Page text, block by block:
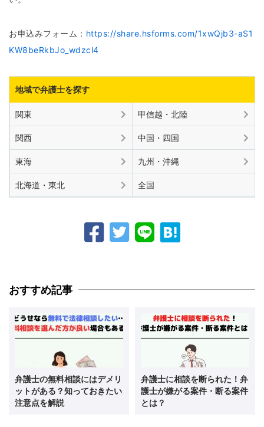
お申込みフォーム： https://share.hsforms.com/1xwQjb3-aS1
KW8beRkbJo_wdzcl4
地域で弁護士を探す
関東 甲信越・北陸
関西 中国・四国
東海 九州・沖縄
北海道・東北 全国
おすすめ記事
弁護士の無料相談にはデメリ
ットがある？知っておきたい
注意点を解説
弁護士に相談を断られた！弁
護士が嫌がる案件・断る案件
とは？